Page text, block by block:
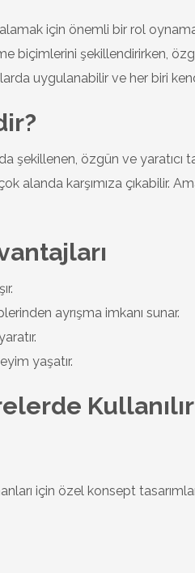
için önemli bir rol
biçimlerini şekillendirirken,
uygulanabilir ve her biri
özgün ve yaratıcı
alanda karşımıza çıkabilir.
ayrışma imkanı sunar.
yaşatır.
için özel konsept